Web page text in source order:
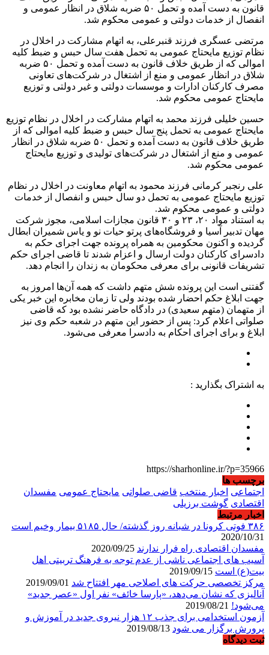
قانون به دست آمده و تحمل ۵٠ ضربه شلاق در انظار عمومی و
انفصال از خدمات دولتی و عمومی محکوم شد.
مرتضی عسگری فرزند قنبرعلی، به اتهام مشارکت در اخلال در
نظام توزیع مایحتاج عمومی به تحمل هفت سال حبس و ضبط کلیه
اموالی که از طریق خلاف قانون به دست آمده و تحمل ۵٠ ضربه
شلاق در انظار عمومی و منع از اشتغال در شرکت‌های تعاونی
مصرف کارکنان ادارات و موسسات دولتی و غیر دولتی و توزیع
مایحتاج عمومی محکوم شد.
حسین خلیلی فرزند محمد به اتهام مشارکت در اخلال در نظام توزیع
مایحتاج عمومی به تحمل پنج سال حبس و ضبط کلیه اموالی که از
طریق خلاف قانون به دست آمده و تحمل ۵٠ ضربه شلاق در انظار
عمومی و منع از اشتغال در شرکت‌های تولیدی و توزیع مایحتاج
عمومی محکوم شد.
علی رنجبر کرمانی فرزند محمود به اتهام معاونت در اخلال در نظام
توزیع مایحتاج عمومی به تحمل دو سال حبس و انفصال از خدمات
دولتی و عمومی محکوم شد.
به استناد مواد ٢٠، ٢٣ و ٣٠ قانون مجازات اسلامی، مجوز شرکت
مهان تدبیر آسیا و فروشگاه‌های پرتو حیات نو و یاس شمیران ابطال
گردیده و اکنون محکومین به همراه پرونده جهت اجرای حکم به
دادسرای کارکنان دولت ارسال و اعزام شدند تا قاضی اجرای حکم
تشریفات قانونی برای معرفی محکومان به زندان را انجام دهد.
گفتنی است این پرونده شش متهم داشت که همه آن‌ها امروز به
جهت ابلاغ حکم احضار شده بودند ولی تا زمان مخابره این خبر یکی
از متهمان (متهم سعیدی) در دادگاه حاضر نشده بود که قاضی
صلواتی اعلام کرد: پس از حضور این متهم در شعبه حکم وی نیز
ابلاغ و برای اجرای احکام به دادسرا معرفی می‌شود.
به اشتراک بگذارید :
https://sharhonline.ir/?p=35966
برچسب ها
اجتماعی اخبار منتخب قاضی صلواتی مایحتاج عمومی مفسدان
اقتصادی گوشت برزیلی
اخبار مرتبط
۳۸۶ فوتی کرونا در شبانه روز گذشته/ حال ۵۱۸۵ بیمار وخیم است
2020/10/31
مفسدان اقتصادی راه فرار ندارند
آسیب های اجتماعی ناشی از عدم توجه به فرهنگ تربیتی اهل
بیت(ع) است
مرکز تخصصی حرکت های اصلاحی مهر افتتاح شد
آنالیزی که نشان می‌دهد، «پارسا خائف» نفر اول «عصر جدید»
می‌شود!
آزمون استخدامی برای جذب ۱۲ هزار نیروی جدید در آموزش و
پرورش برگزار می شود
ثبت دیدگاه